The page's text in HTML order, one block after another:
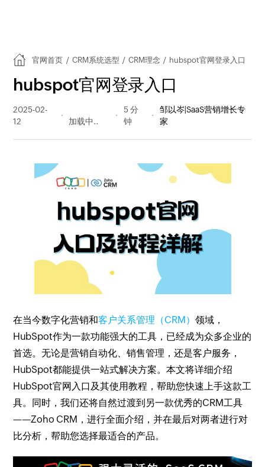
官网首页 / CRM系统选型 / CRM理念 / hubspot官网登录入口
hubspot官网登录入口
2025-02-
12
量
5 分
钟
邹以岑|SaaS营销增长专
家
在当今数字化营销和客户关系管理（CRM）领域，
HubSpot作为一款功能强大的工具，已经成为众多企业的
首选。无论是营销自动化、销售管理，还是客户服务，
HubSpot都能提供一站式解决方案。本文将详细介绍
HubSpot官网入口及其使用教程，帮助您快速上手这款工
具。同时，我们还将自然过渡到另一款优秀的CRM工具
——Zoho CRM，进行全面介绍，并在最后对两者进行对
比分析，帮助您选择最适合的产品。